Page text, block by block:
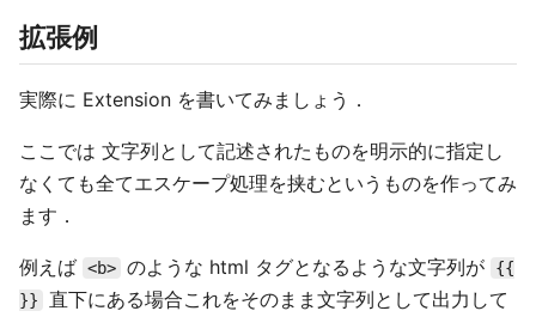
拡張例
実際に Extension を書いてみましょう．
ここでは 文字列として記述されたものを明示的に指定し
なくても全てエスケープ処理を挟むというものを作ってみ
ます．
例えば <b> のような html タグとなるような文字列が
{{
}}
直下にある場合これをそのまま文字列として出力して